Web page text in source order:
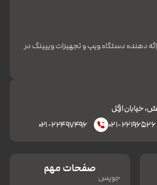
دهنده دستگاه ویپ و تجهیزات ویپینگ در
خیابان ازگل
۰۲۱-۲۲۱۹۶۵۲۶ ۰۲۱-۲۲۴۹۷۴۹۶
صفحات مهم
جویس